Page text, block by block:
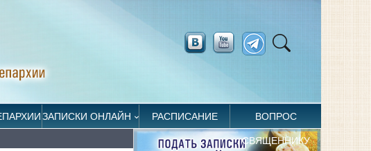
ЗАПИСКИ ОНЛАЙН РАСПИСАНИЕ ВОПРОС
СВЯЩЕННИКУ